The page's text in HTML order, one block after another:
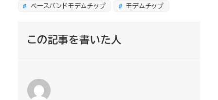
ベースバンドモデムチップ
モデムチップ
この記事を書いた人